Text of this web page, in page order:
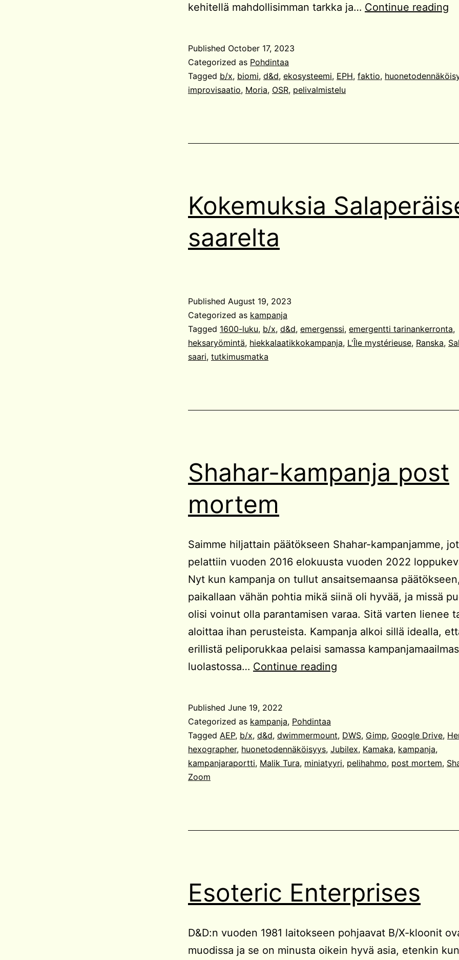
kehitellä mahdollisimman tarkka ja… Continue reading
Published October 17, 2023
Categorized as Pohdintaa
Tagged b/x, biomi, d&d, ekosysteemi, EPH, faktio,
improvisaatio, Moria, OSR, pelivalmistelu
Kokemuksia
saarelta
Published August 19, 2023
Categorized as kampanja
Tagged 1600-luku, b/x, d&d, emergenssi, emergentti tarinankerronta,
heksaryömintä, hiekkalaatikkokampanja, L'Île mystérieuse, Ranska,
saari, tutkimusmatka
Shahar-kampanja post
mortem
Saimme hiljattain päätökseen Shahar-kampanjamme,
pelattiin vuoden 2016 elokuusta vuoden 2022
Nyt kun kampanja on tullut ansaitsemaansa
paikallaan vähän pohtia mikä siinä oli hyvää, ja missä
olisi voinut olla parantamisen varaa. Sitä varten lienee
aloittaa ihan perusteista. Kampanja alkoi sillä idealla,
erillistä peliporukkaa pelaisi samassa
luolastossa… Continue reading
Published June 19, 2022
Categorized as kampanja, Pohdintaa
Tagged AEP, b/x, d&d, dwimmermount, DWS, Gimp, Google Drive,
hexographer, huonetodennäköisyys, Jubilex, Kamaka, kampanja,
kampanjaraportti, Malik Tura, miniatyyri, pelihahmo, post mortem,
Zoom
Esoteric Enterprises
D&D:n vuoden 1981 laitokseen pohjaavat B/X-kloonit
muodissa ja se on minusta oikein hyvä asia, etenkin kun